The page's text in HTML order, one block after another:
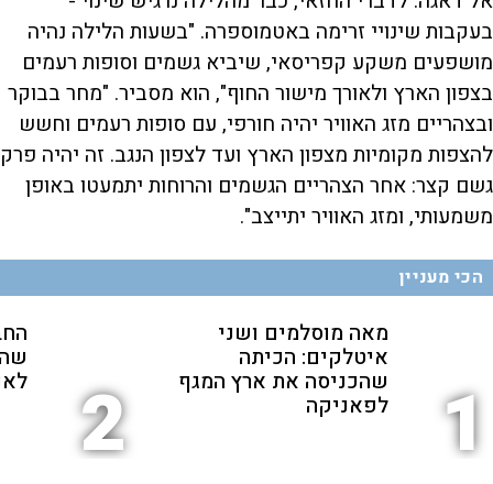
בעקבות שינויי זרימה באטמוספרה. "בשעות הלילה נהיה
מושפעים משקע קפריסאי, שיביא גשמים וסופות רעמים
בצפון הארץ ולאורך מישור החוף", הוא מסביר. "מחר בבוקר
ובצהריים מזג האוויר יהיה חורפי, עם סופות רעמים וחשש
להצפות מקומיות מצפון הארץ ועד לצפון הנגב. זה יהיה פרק
גשם קצר: אחר הצהריים הגשמים והרוחות יתמעטו באופן
משמעותי, ומזג האוויר יתייצב".
הכי מעניין
1
מאה מוסלמים ושני
איטלקים: הכיתה
שהכניסה את ארץ המגף
לפאניקה 2